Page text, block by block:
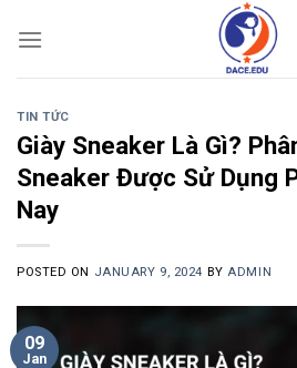
TIN TỨC
Giày Sneaker Là Gì?
Sneaker Được Sử Dụng
Nay
POSTED ON JANUARY 9, 2024 BY ADMIN
09
Jan